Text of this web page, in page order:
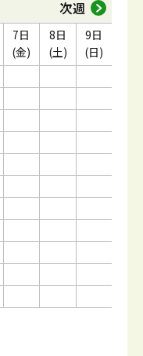
次週
7日
(金)
8日
(土)
9日
(日)